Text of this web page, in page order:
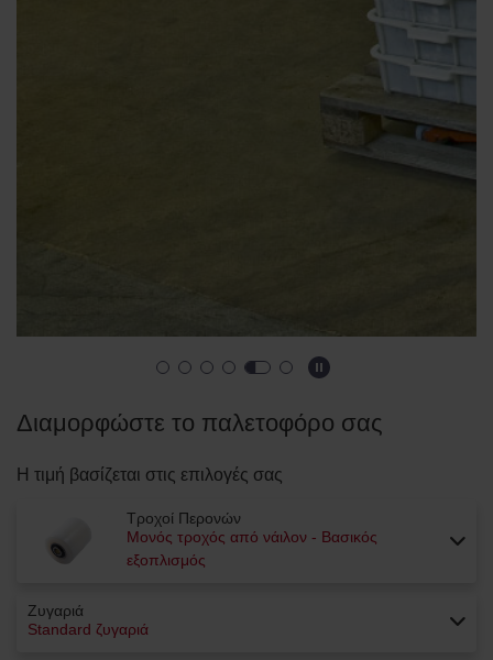
Διαμορφώστε το παλετοφόρο σας
Η τιμή βασίζεται στις επιλογές σας
Τροχοί Περονών
Μονός τροχός από νάιλον - Βασικός
εξοπλισμός
Ζυγαριά
Standard ζυγαριά